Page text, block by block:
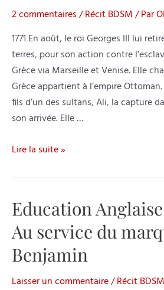
2 commentaires/Récit BDSM/ Par
1771 En août, le roi Georges III lui
terres, pour son action contre
Grèce via Marseille et Venise. Elle
Grèce appartient à l’empire
fils d’un des sultans, Ali, la capture
son arrivée. Elle …
Education
:
Esclave
Ottomane
Lire la suite »
Education
Au service du
Benjamin
Laisser un commentaire/Récit BDSM